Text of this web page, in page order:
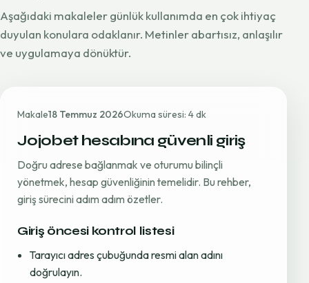
Aşağıdaki makaleler günlük kullanımda en çok ihtiyaç
duyulan konulara odaklanır. Metinler abartısız, anlaşılır
ve uygulamaya dönüktür.
Makale18 Temmuz 2026Okuma süresi: 4 dk
Jojobet hesabına güvenli giriş
Doğru adrese bağlanmak ve oturumu bilinçli
yönetmek, hesap güvenliğinin temelidir. Bu rehber,
giriş sürecini adım adım özetler.
Giriş öncesi kontrol listesi
Tarayıcı adres çubuğunda resmi alan adını
doğrulayın.